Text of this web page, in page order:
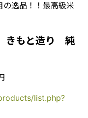
の逸品！！最高級米
きもと造り 純
list.php?